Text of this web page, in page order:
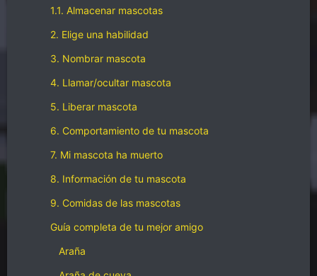
1.1. Almacenar mascotas
2. Elige una habilidad
3. Nombrar mascota
4. Llamar/ocultar mascota
5. Liberar mascota
6. Comportamiento de tu mascota
7. Mi mascota ha muerto
8. Información de tu mascota
9. Comidas de las mascotas
Guía completa de tu mejor amigo
Araña